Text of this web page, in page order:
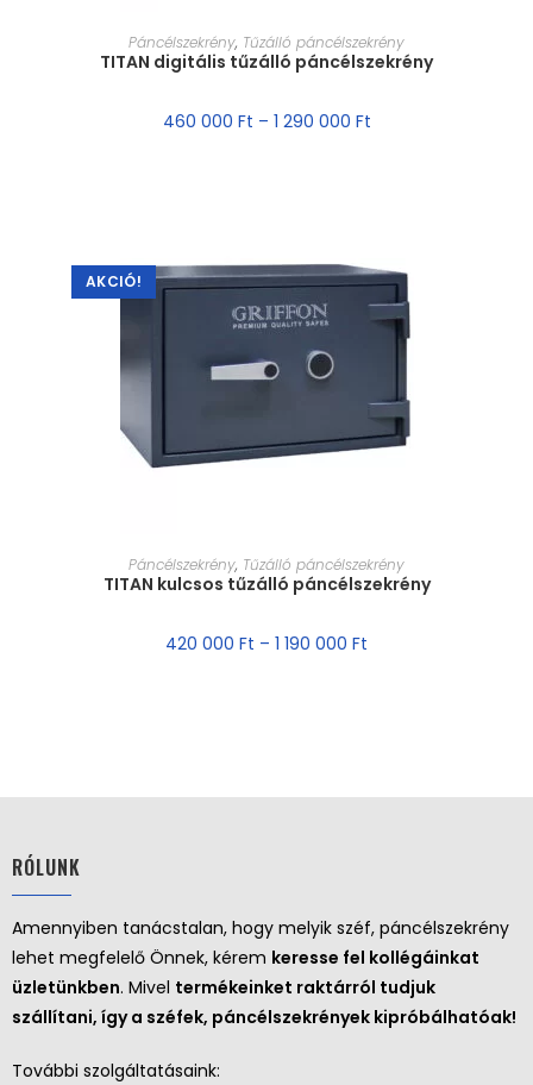
MÉRET VÁLASZTÁSA
Páncélszekrény, Tűzálló páncélszekrény
TITAN digitális tűzálló páncélszekrény
460 000 Ft – 1 290 000 Ft
AKCIÓ!
MÉRET VÁLASZTÁSA
Páncélszekrény, Tűzálló páncélszekrény
TITAN kulcsos tűzálló páncélszekrény
420 000 Ft – 1 190 000 Ft
RÓLUNK
Amennyiben tanácstalan, hogy melyik széf, páncélszekrény
lehet megfelelő Önnek, kérem keresse fel kollégáinkat
üzletünkben. Mivel termékeinket raktárról tudjuk
szállítani, így a széfek, páncélszekrények kipróbálhatóak!
További szolgáltatásaink: